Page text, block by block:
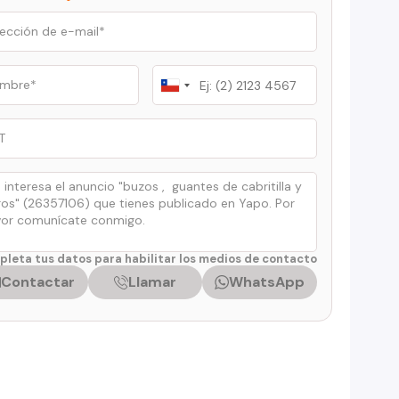
Chile
+56
tus datos para habilitar los medios de contacto
Contactar Llamar WhatsApp